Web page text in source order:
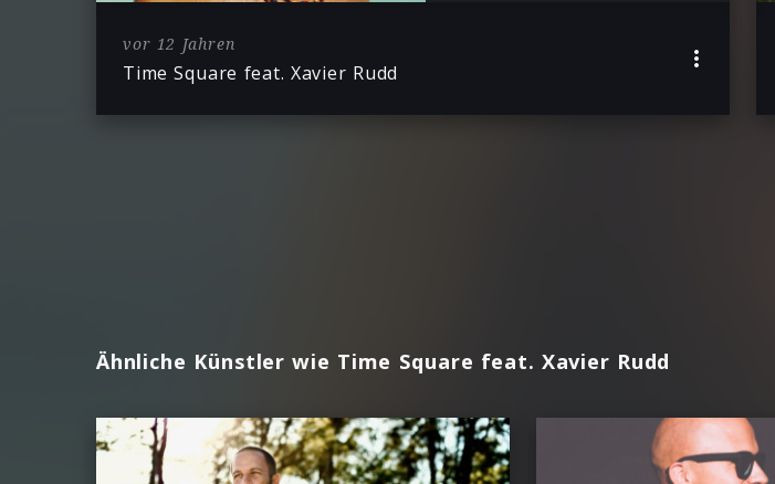
vor 12 Jahren
Time Square feat. Xavier Rudd
Ähnliche Künstler wie Time Square feat. Xavier Rudd